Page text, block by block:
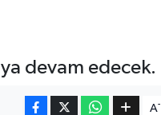
devam edecek.
A-